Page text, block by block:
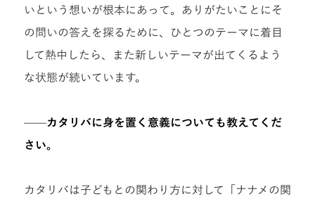
いという想いが根本にあって。ありがたいことにそ
の問いの答えを探るために、ひとつのテーマに着目
して熱中したら、また新しいテーマが出てくるよう
な状態が続いています。
——カタリバに身を置く意義についても教えてくだ
さい。
カタリバは子どもとの関わり方に対して「ナナメの関